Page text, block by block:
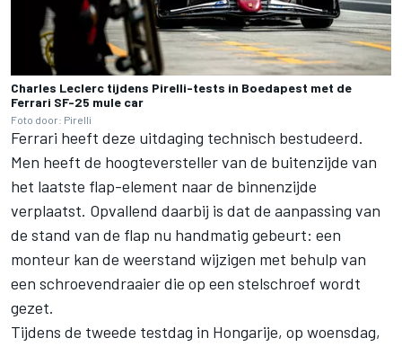
Charles Leclerc tijdens Pirelli-tests in Boedapest met de
Ferrari SF-25 mule car
Foto door: Pirelli
Ferrari heeft deze uitdaging technisch bestudeerd.
Men heeft de hoogteversteller van de buitenzijde van
het laatste flap-element naar de binnenzijde
verplaatst. Opvallend daarbij is dat de aanpassing van
de stand van de flap nu handmatig gebeurt: een
monteur kan de weerstand wijzigen met behulp van
een schroevendraaier die op een stelschroef wordt
gezet.
Tijdens de tweede testdag in Hongarije, op woensdag,